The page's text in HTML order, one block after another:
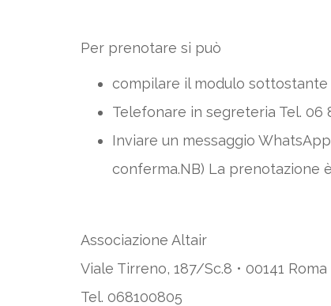
Per prenotare si può
compilare il modulo
Telefonare in segreteria Tel. 06
Inviare un messaggio
conferma.NB) La prenotazione
Associazione Altair
Viale Tirreno, 187/Sc.8 • 00141 Roma
Tel. 068100805